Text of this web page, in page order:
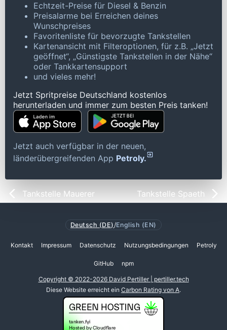
Echtzeit-Preise für Diesel & Benzin
Preisalarme bei Erreichen deines
Wunschpreises
Favoritenliste für bevorzugte Tankstellen
Kartenansicht mit Filteroptionen, für z.B. „Jetzt
geöffnet“, „Günstigste Tankstellen in der Nähe“
oder Tankkartensupport
und vieles mehr!
Jetzt Spritpreise Deutschland kostenlos
herunterladen und immer zum besten Preis tanken!
Jetzt auch verfügbar in der neuen,
länderübergreifenden App Petroly.
Tankstelle Mauerer Tankstelle Spaeth
Deutsch (DE) /English (EN)
Kontakt Impressum Datenschutz Nutzungsbedingungen Petroly
GitHub npm
Copyright © 2022-2026 David Pertiller | pertiller.tech
Diese Website erreicht ein Carbon Rating von A.